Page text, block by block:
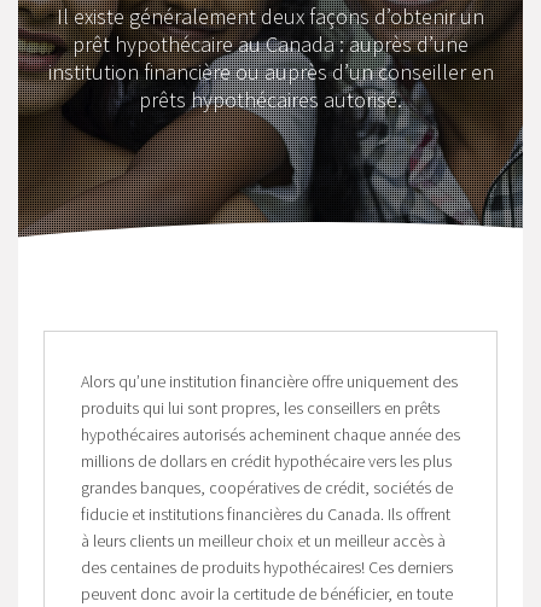
Il existe généralement deux façons d’obtenir un
prêt hypothécaire au Canada : auprès d’une
institution financière ou auprès d’un conseiller en
prêts hypothécaires autorisé.
Alors qu’une institution financière offre uniquement des
produits qui lui sont propres, les conseillers en prêts
hypothécaires autorisés acheminent chaque année des
millions de dollars en crédit hypothécaire vers les plus
grandes banques, coopératives de crédit, sociétés de
fiducie et institutions financières du Canada. Ils offrent
à leurs clients un meilleur choix et un meilleur accès à
des centaines de produits hypothécaires! Ces derniers
peuvent donc avoir la certitude de bénéficier, en toute